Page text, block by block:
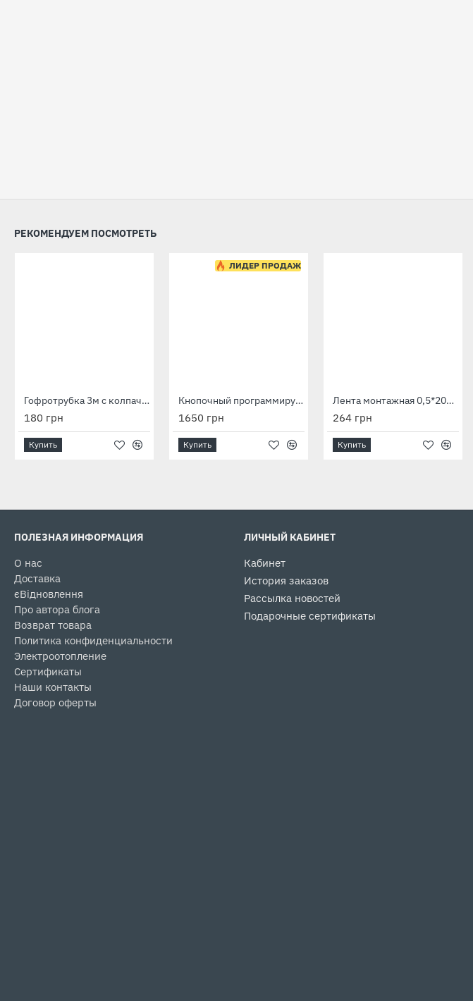
РЕКОМЕНДУЕМ ПОСМОТРЕТЬ
Гофротрубка 3м с колпачком
180 грн
Купить
ЛИДЕР ПРОДАЖ
Кнопочный программируемый терморегулятор M-6.716
1650 грн
Купить
Лента монтажная 0,5*20мм длиной 10м
264 грн
Купить
ПОЛЕЗНАЯ ИНФОРМАЦИЯ
О нас
Доставка
єВідновлення
Про автора блога
Возврат товара
Политика конфиденциальности
Электроотопление
Сертификаты
Наши контакты
Договор оферты
ЛИЧНЫЙ КАБИНЕТ
Кабинет
История заказов
Рассылка новостей
Подарочные сертификаты